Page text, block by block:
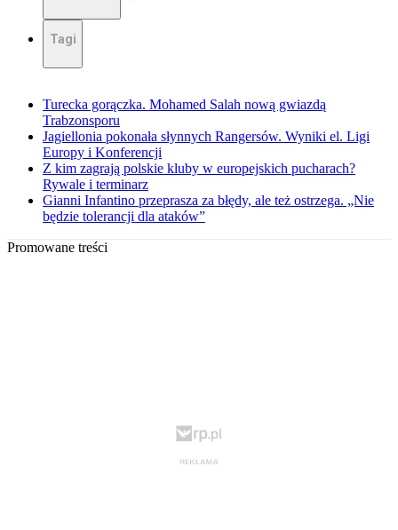
Tagi
Turecka gorączka. Mohamed Salah nową gwiazdą
Trabzonsporu
Jagiellonia pokonała słynnych Rangersów. Wyniki el. Ligi
Europy i Konferencji
Z kim zagrają polskie kluby w europejskich pucharach?
Rywale i terminarz
Gianni Infantino przeprasza za błędy, ale też ostrzega. „Nie
będzie tolerancji dla ataków”
Promowane treści